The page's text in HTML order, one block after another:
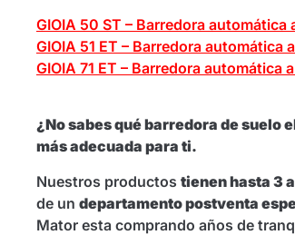
GIOIA 50 ST – Barredora
GIOIA 51 ET – Barredora
GIOIA 71 ET – Barredora
¿No sabes qué barredora de suelo
más adecuada para ti.
Nuestros productos tienen hasta 3
de un departamento postventa
Mator esta comprando años de